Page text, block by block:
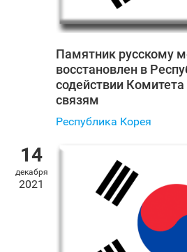
Памятник русскому
восстановлен в
содействии
связям
Республика Корея
14
декабря
2021